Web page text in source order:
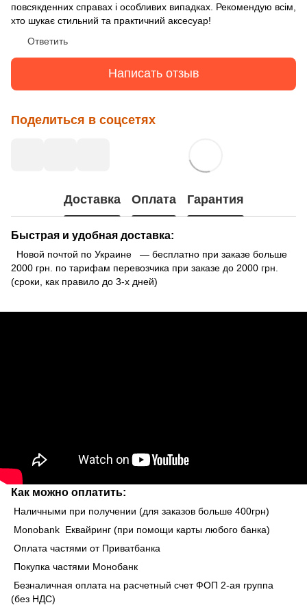
повсякденних справах і особливих випадках. Рекомендую всім,
хто шукає стильний та практичний аксесуар!
Ответить
Написать отзыв
Поделиться в соцсетях
Доставка Оплата Гарантия
Быстрая и удобная доставка:
Новой почтой по Украине — бесплатно при заказе больше
2000 грн. по тарифам перевозчика при заказе до 2000 грн.
(сроки, как правило до 3-х дней)
Как можно оплатить:
Наличными при получении (для заказов больше 400грн)
Monobank Еквайринг (при помощи карты любого банка)
Оплата частями от Приватбанка
Покупка частями Монобанк
Безналичная оплата на расчетный счет ФОП 2-ая группа
(без НДС)